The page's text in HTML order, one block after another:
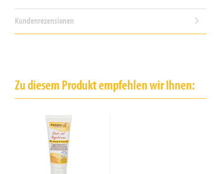
Kundenrezensionen
Zu diesem Produkt empfehlen wir Ihnen: